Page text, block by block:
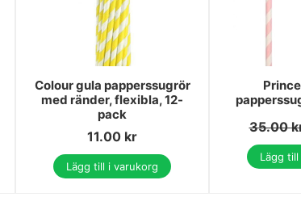
Colour gula papperssugrör
med ränder, flexibla, 12-
pack
11.00 kr
Lägg till i varukorg
35.00
Lägg